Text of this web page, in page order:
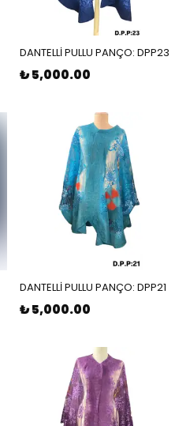
DANTELLİ PULLU PANÇO: DPP23
₺ 5,000.00
DANTELLİ PULLU PANÇO: DPP21
₺ 5,000.00